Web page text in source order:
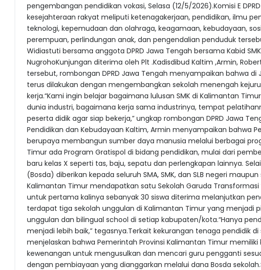
pengembangan pendidikan vokasi, Selasa (12/5/2026).Komisi E
kesejahteraan rakyat meliputi ketenagakerjaan, pendidikan, ilmu
teknologi, kepemudaan dan olahraga, keagamaan, kebudayaan,
perempuan, perlindungan anak, dan pengendalian penduduk
Widiastuti bersama anggota DPRD Jawa Tengah bersama Kabid
NugrohoKunjungan diterima oleh Plt .Kadisdibud Kaltim ,Armin,
tersebut, rombongan DPRD Jawa Tengah menyampaikan bahwa
terus dilakukan dengan mengembangkan sekolah menengah
kerja.“Kami ingin belajar bagaimana lulusan SMK di Kalimantan
dunia industri, bagaimana kerja sama industrinya, tempat
peserta didik agar siap bekerja,” ungkap rombongan DPRD Jawa
Pendidikan dan Kebudayaan Kaltim, Armin menyampaikan bahwa
berupaya membangun sumber daya manusia melalui berbagai
Timur ada Program Gratispol di bidang pendidikan, mulai dari
baru kelas X seperti tas, baju, sepatu dan perlengkapan lainnya.
(Bosda) diberikan kepada seluruh SMA, SMK, dan SLB negeri
Kalimantan Timur mendapatkan satu Sekolah Garuda Transformasi
untuk pertama kalinya sebanyak 30 siswa diterima melanjutkan
terdapat tiga sekolah unggulan di Kalimantan Timur yang menjadi
unggulan dan bilingual school di setiap kabupaten/kota.“Hanya
menjadi lebih baik,” tegasnya.Terkait kekurangan tenaga pendidik
menjelaskan bahwa Pemerintah Provinsi Kalimantan Timur memiliki
kewenangan untuk mengusulkan dan mencari guru pengganti
dengan pembiayaan yang dianggarkan melalui dana Bosda